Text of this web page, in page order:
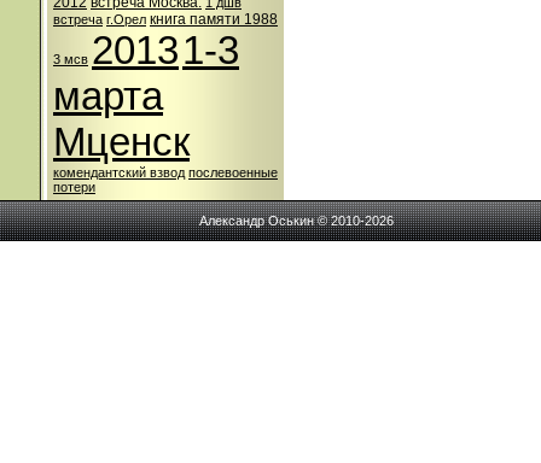
встреча г.Орел книга памяти 1988
3 мсв 20131-3
марта
Мценск
комендантский взвод послевоенные
потери
Александр Оськин © 2010-2026